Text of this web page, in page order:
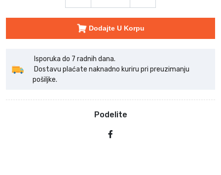
Dodajte U Korpu
Isporuka do 7 radnih dana.
Dostavu plaćate naknadno kuriru pri preuzimanju
pošiljke.
Podelite